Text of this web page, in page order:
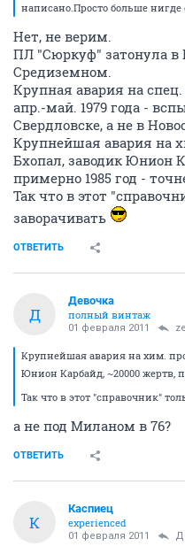
написано.Просто больше нигде
Нет, не верим.
ПЛ "Сюркуф" затонула в
Средиземном.
Крупная авария на
апр.-май. 1979 года -
Свердловске, а не в
Крупнейшая авария на
Бхопал, заводик Юнион
примерно 1985 год -
Так что в этот
заворачивать
ОТВЕТИТЬ
Д
Девочка
полный винтаж
01 февраля 2011
Крупнейшая авария на хим.
Юнион Карбайд, ~20000 жертв,
Так что в этот "справочник"
а не под Миланом в 76?
ОТВЕТИТЬ
К
Каспиец
experienced
01 февраля 2011